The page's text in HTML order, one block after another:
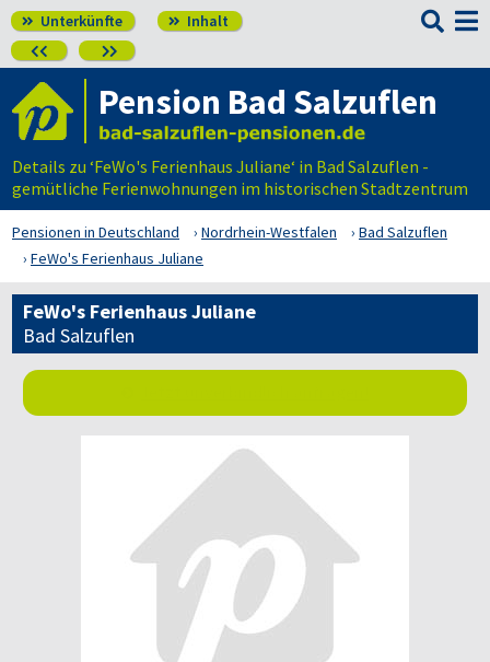
 Unterkünfte  Inhalt
 

Pension Bad Salzuflen
Details zu ‘FeWo's Ferienhaus Juliane‘ in Bad Salzuflen -
gemütliche Ferienwohnungen im historischen Stadtzentrum
Pensionen in Deutschland Nordrhein-Westfalen
Bad Salzuflen
FeWo's Ferienhaus Juliane
FeWo's Ferienhaus Juliane
Bad Salzuflen